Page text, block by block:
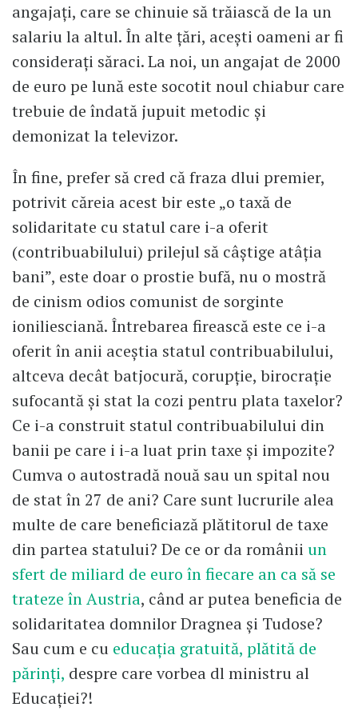
angajați, care se chinuie să trăiască de la un
salariu la altul. În alte țări, acești oameni ar fi
considerați săraci. La noi, un angajat de 2000
de euro pe lună este socotit noul chiabur care
trebuie de îndată jupuit metodic și
demonizat la televizor.
În fine, prefer să cred că fraza dlui premier,
potrivit căreia acest bir este „o taxă de
solidaritate cu statul care i-a oferit
(contribuabilului) prilejul să câștige atâția
bani”, este doar o prostie bufă, nu o mostră
de cinism odios comunist de sorginte
ioniliesciană. Întrebarea firească este ce i-a
oferit în anii aceștia statul contribuabilului,
altceva decât batjocură, corupție, birocrație
sufocantă și stat la cozi pentru plata taxelor?
Ce i-a construit statul contribuabilului din
banii pe care i i-a luat prin taxe și impozite?
Cumva o autostradă nouă sau un spital nou
de stat în 27 de ani? Care sunt lucrurile alea
multe de care beneficiază plătitorul de taxe
din partea statului? De ce or da românii un
sfert de miliard de euro în fiecare an ca să se
trateze în Austria, când ar putea beneficia de
solidaritatea domnilor Dragnea și Tudose?
Sau cum e cu educația gratuită, plătită de
părinți, despre care vorbea dl ministru al
Educației?!